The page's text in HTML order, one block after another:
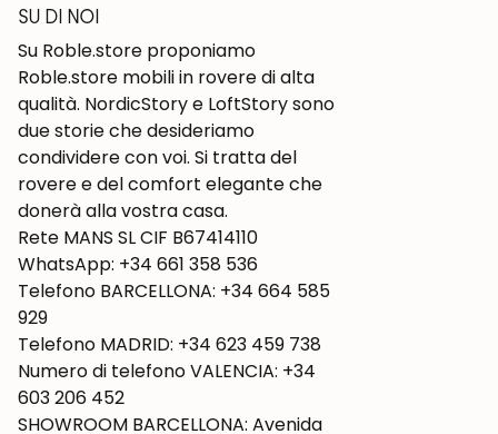
SU DI NOI
Su Roble.store proponiamo
Roble.store mobili in rovere di alta
qualità. NordicStory e LoftStory sono
due storie che desideriamo
condividere con voi. Si tratta del
rovere e del comfort elegante che
donerà alla vostra casa.
Rete MANS SL CIF B67414110
WhatsApp: +34 661 358 536
Telefono BARCELLONA: +34 664 585
929
Telefono MADRID: +34 623 459 738
Numero di telefono VALENCIA: +34
603 206 452
SHOWROOM BARCELLONA: Avenida